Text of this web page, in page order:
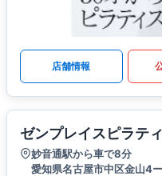
店舗情報
ゼンプレイスピラテ
妙音通駅から車で8分
愛知県名古屋市中区金山4